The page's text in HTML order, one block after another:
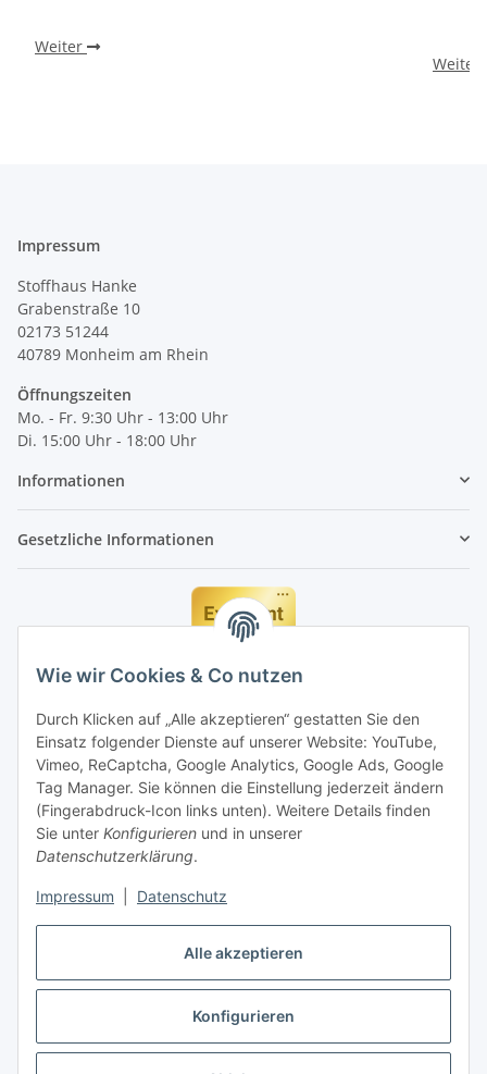
Alle akzeptieren
Konfigurieren
Wie wir Cookies & Co nutzen
Durch Klicken auf „Alle akzeptieren“ gestatten Sie den
Einsatz folgender Dienste auf unserer Website: YouTube,
Vimeo, ReCaptcha, Google Analytics, Google Ads, Google
Tag Manager. Sie können die Einstellung jederzeit ändern
(Fingerabdruck-Icon links unten). Weitere Details finden
Sie unter Konfigurieren und in unserer
Datenschutzerklärung.
Impressum Datenschutz
Weiter
Weiter
Impressum
Stoffhaus Hanke
Grabenstraße 10
02173 51244
40789 Monheim am Rhein
Öffnungszeiten
Mo. - Fr. 9:30 Uhr - 13:00 Uhr
Di. 15:00 Uhr - 18:00 Uhr
Informationen
Gesetzliche Informationen
Vertrag widerrufen